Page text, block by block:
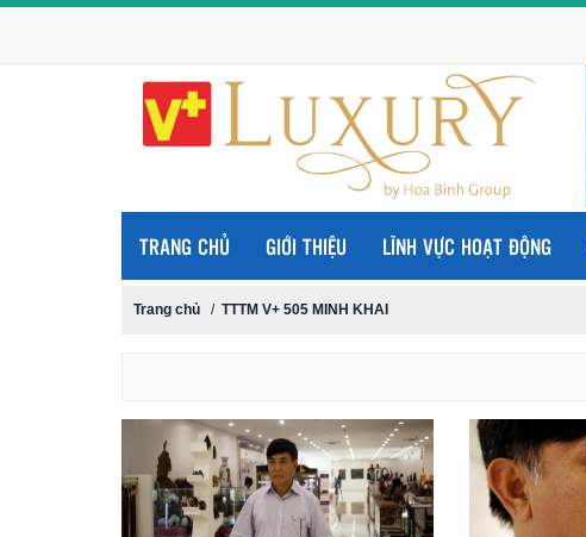
TRANG CHỦ GIỚI THIỆU LĨNH VỰC HOẠT ĐỘNG
Trang chủ / TTTM V+ 505 MINH KHAI